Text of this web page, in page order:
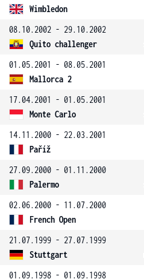
Wimbledon
08.10.2002 - 29.10.2002
Quito challenger
01.05.2001 - 08.05.2001
Mallorca 2
17.04.2001 - 01.05.2001
Monte Carlo
14.11.2000 - 22.03.2001
Paříž
27.09.2000 - 01.11.2000
Palermo
02.06.2000 - 11.07.2000
French Open
21.07.1999 - 27.07.1999
Stuttgart
01.09.1998 - 01.09.1998